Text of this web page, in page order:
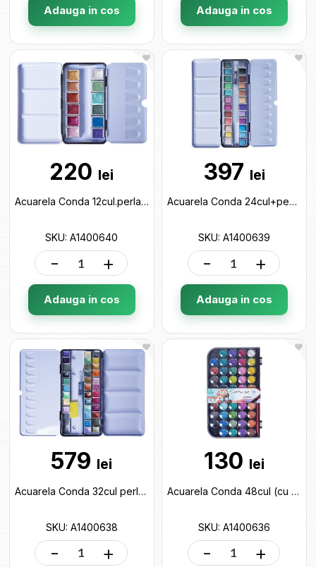
Adauga in cos Adauga in cos
220 lei
Acuarela Conda 12cul.perlate (cutie metal)(903611) A1400640
SKU: A1400640
- +
Adauga in cos
397 lei
Acuarela Conda 24cul+pensula rezervor (cutie metal) A1400639
SKU: A1400639
- +
Adauga in cos
579 lei
Acuarela Conda 32cul perlate+pensula rezervor (cutie metal) A1400638
SKU: A1400638
- +
130 lei
Acuarela Conda 48cul (cu pensula) A1400636
SKU: A1400636
- +